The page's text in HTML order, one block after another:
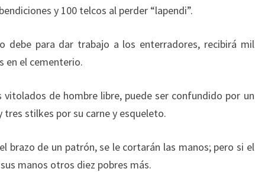
y 100 telcos al perder “lapendi”.
debe para dar trabajo a los enterradores, recibirá mil
en el cementerio.
de hombre libre, puede ser confundido por un
stilkes por su carne y esqueleto.
brazo de un patrón, se le cortarán las manos; pero si el
manos otros diez pobres más.